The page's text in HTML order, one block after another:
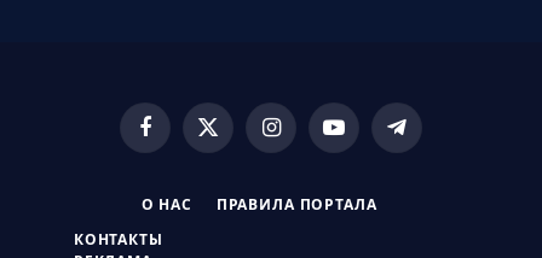
Facebook
X
InstagramYouTubeTelegram
О НАС ПРАВИЛА ПОРТАЛА
КОНТАКТЫ